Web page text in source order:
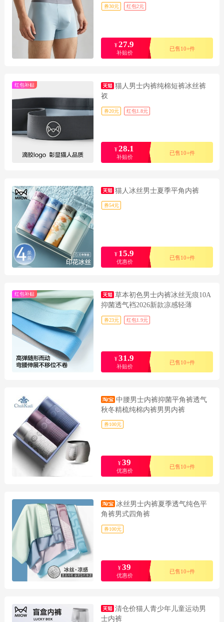
券30元 红包2元
¥ 27.9
补贴价
已售10+件
红包补贴
猫人男士内裤纯棉短裤冰丝裤
衩
券20元 红包1.8元
¥ 28.1
补贴价
已售10+件
猫人冰丝男士夏季平角内裤
券54元
¥ 15.9
优惠价
已售10+件
红包补贴
草本初色男士内裤冰丝无痕10A
抑菌透气裆2026新款凉感轻薄
券23元 红包1.9元
¥ 31.9
补贴价
已售10+件
中腰男士内裤抑菌平角裤透气
秋冬精梳纯棉内裤男男内裤
券100元
¥39
优惠价
已售10+件
冰丝男士内裤夏季透气纯色平
角裤男式四角裤
券100元
¥39
优惠价
已售10+件
清仓价猫人青少年儿童运动男
士内裤